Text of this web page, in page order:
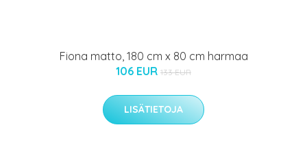
Fiona matto, 180 cm x 80 cm harmaa
106 EUR 133 EUR
LISÄTIETOJA